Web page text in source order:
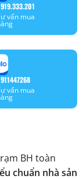
vấn mua
vấn mua
BH toàn
chuẩn nhà sản